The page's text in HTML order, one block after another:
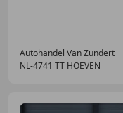
Autohandel Van Zundert
NL-4741 TT HOEVEN